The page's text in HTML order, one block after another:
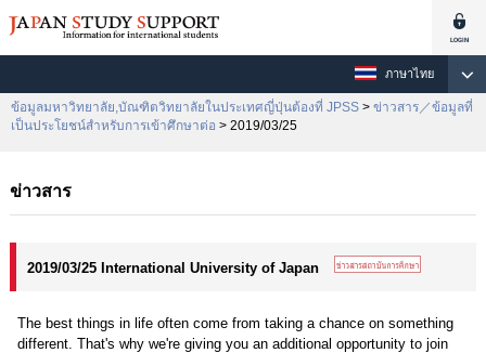
ภาษาไทย
ข้อมูลมหาวิทยาลัย,บัณฑิตวิทยาลัยในประเทศญี่ปุ่นต้องที่ JPSS > ข่าวสาร／ข้อมูลที่
เป็นประโยชน์สำหรับการเข้าศึกษาต่อ > 2019/03/25
ข่าวสาร
2019/03/25 International University of Japan
The best things in life often come from taking a chance on something
different. That's why we're giving you an additional opportunity to join